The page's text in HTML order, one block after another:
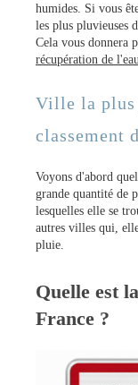
humides. Si vous
les plus pluvieuses
Cela vous donnera
récupération de
Ville la plus
classement
Voyons d'abord
grande quantité de
lesquelles elle se
autres villes qui,
pluie.
Quelle est
France ?